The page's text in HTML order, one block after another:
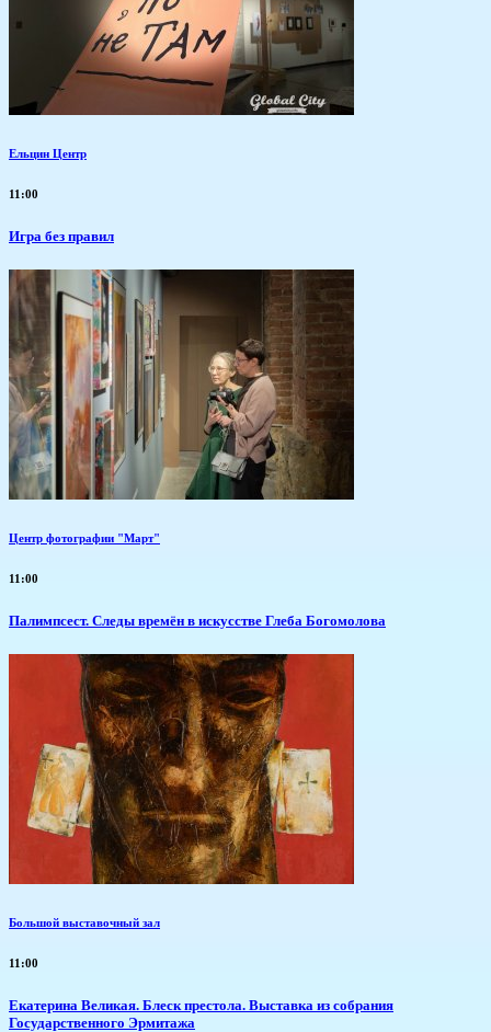
Ельцин Центр
11:00
​Игра без правил
Центр фотографии "Март"
11:00
Палимпсест. Следы времён в искусстве Глеба Богомолова
Большой выставочный зал
11:00
Екатерина Великая. Блеск престола. Выставка из собрания
Государственного Эрмитажа